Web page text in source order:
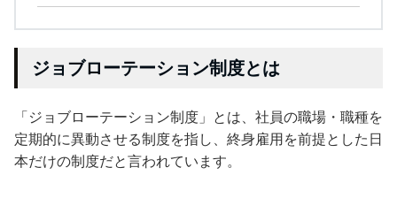
ジョブローテーション制度とは
「ジョブローテーション制度」とは、社員の職場・職種を
定期的に異動させる制度を指し、終身雇用を前提とした日
本だけの制度だと言われています。